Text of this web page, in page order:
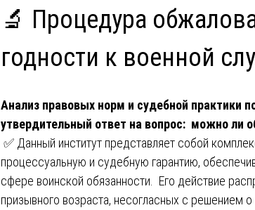
🔬 Процедура
годности к военной
Анализ правовых норм и судебной практики
утвердительный ответ на вопрос: можно ли
✅ Данный институт представляет собой
процессуальную и судебную гарантию,
сфере воинской обязанности. Его действие
призывного возраста, несогласных с решением